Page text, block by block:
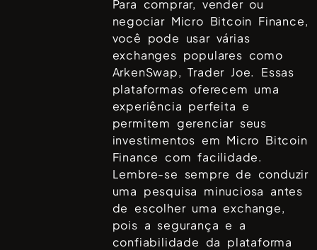
Para comprar, vender ou
negociar Micro Bitcoin Finance,
você pode usar várias
exchanges populares como
ArkenSwap, Trader Joe. Essas
plataformas oferecem uma
experiência perfeita e
permitem gerenciar seus
investimentos em Micro Bitcoin
Finance com facilidade.
Lembre-se sempre de conduzir
uma pesquisa minuciosa antes
de escolher uma exchange,
pois a segurança e a
confiabilidade da plataforma